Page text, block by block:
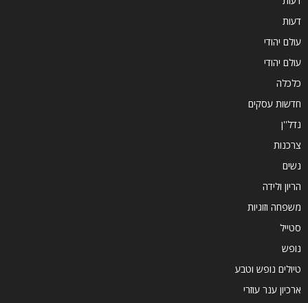
דעות
עולם יהודי
עולם יהודי
כלכלה
חדשות עסקים
נדל''ן
צרכנות
נשים
הריון ולידה
משפחה וזוגיות
סטייל
נופש
טיולים נופש וטבע
ארכיון ענר עוזרי